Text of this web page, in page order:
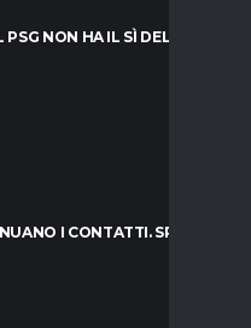
NON HA IL SÌ DEL PARMA
I CONTATTI. SPUNTA